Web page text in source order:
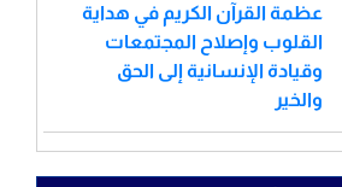
عظمة القرآن الكريم في هداية
القلوب وإصلاح المجتمعات
وقيادة الإنسانية إلى الحق
والخير